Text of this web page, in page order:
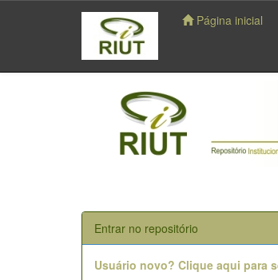
navigation
Página inicial
Entrar no repositório
Usuário novo? Clique aqui para